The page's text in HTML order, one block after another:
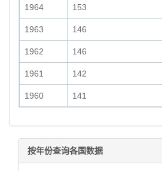
1964 153
1963 146
1962 146
1961 142
1960 141
按年份查询各国数据